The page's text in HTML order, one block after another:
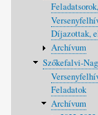
Díjazottak,
Archívum
Szőkefalvi-
Feladatok
Archívum